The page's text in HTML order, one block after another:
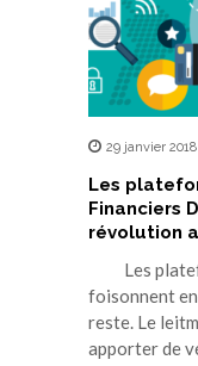
29 janvier 2018
Les
Financiers
révolution
Les
foisonnent en
reste. Le
apporter de